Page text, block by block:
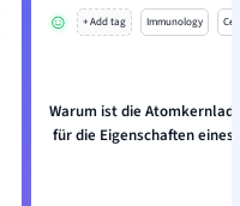
+ Add tag Immunology
Warum ist die
für die Eigenschaften eines